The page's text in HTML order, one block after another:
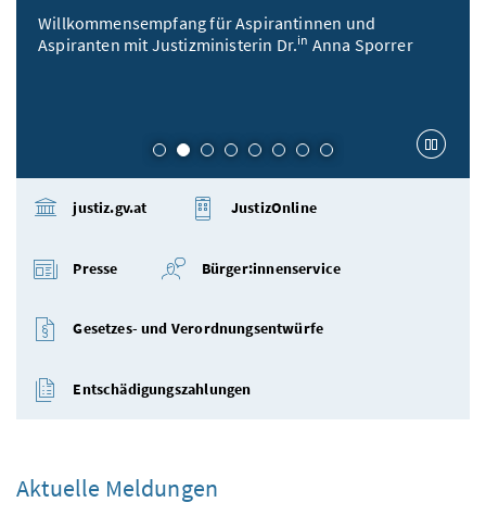
Willkommensempfang für Aspirantinnen und
Aspiranten mit Justizministerin Dr.in Anna Sporrer
justiz.gv.at JustizOnline
Presse Bürger:innenservice
Gesetzes- und Verordnungsentwürfe
Entschädigungszahlungen
Aktuelle Meldungen